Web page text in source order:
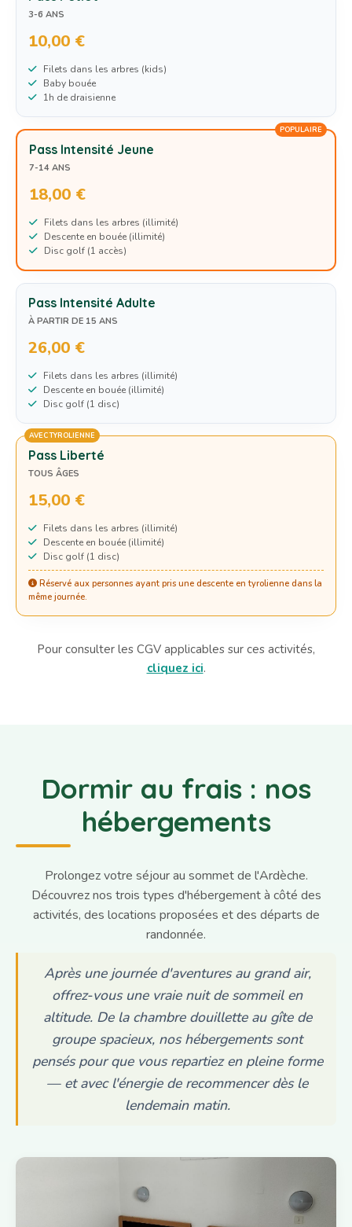
3-6 ANS
10,00 €
Filets dans les arbres (kids)
Baby bouée
1h de draisienne
POPULAIRE
Pass Intensité Jeune
7-14 ANS
18,00 €
Filets dans les arbres (illimité)
Descente en bouée (illimité)
Disc golf (1 accès)
Pass Intensité Adulte
À PARTIR DE 15 ANS
26,00 €
Filets dans les arbres (illimité)
Descente en bouée (illimité)
Disc golf (1 disc)
AVEC TYROLIENNE
Pass Liberté
TOUS ÂGES
15,00 €
Filets dans les arbres (illimité)
Descente en bouée (illimité)
Disc golf (1 disc)
Réservé aux personnes ayant pris une descente en tyrolienne dans la
même journée.
Pour consulter les CGV applicables sur ces activités,
cliquez ici.
Dormir au frais : nos
hébergements
Prolongez votre séjour au sommet de l'Ardèche.
Découvrez nos trois types d'hébergement à côté des
activités, des locations proposées et des départs de
randonnée.
Après une journée d'aventures au grand air,
offrez-vous une vraie nuit de sommeil en
altitude. De la chambre douillette au gîte de
groupe spacieux, nos hébergements sont
pensés pour que vous repartiez en pleine forme
— et avec l'énergie de recommencer dès le
lendemain matin.